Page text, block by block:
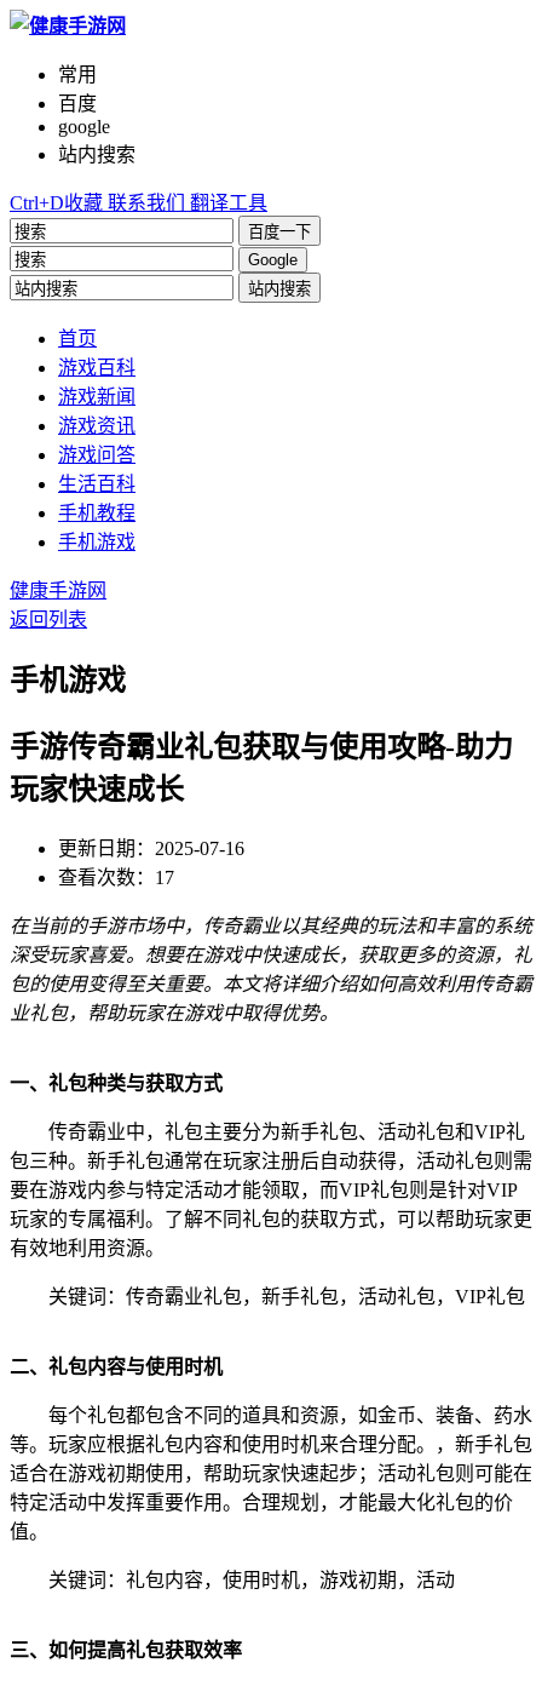
常用
百度
google
站内搜索
Ctrl+D收藏 联系我们 翻译工具
百度一下
Google
站内搜索
首页
游戏百科
游戏新闻
游戏资讯
游戏问答
生活百科
手机教程
手机游戏
健康手游网
返回列表
手机游戏
手游传奇霸业礼包获取与使用攻略-助力
玩家快速成长
更新日期：2025-07-16
查看次数：17
在当前的手游市场中，传奇霸业以其经典的玩法和丰富的系统
深受玩家喜爱。想要在游戏中快速成长，获取更多的资源，礼
包的使用变得至关重要。本文将详细介绍如何高效利用传奇霸
业礼包，帮助玩家在游戏中取得优势。
一、礼包种类与获取方式
传奇霸业中，礼包主要分为新手礼包、活动礼包和VIP礼
包三种。新手礼包通常在玩家注册后自动获得，活动礼包则需
要在游戏内参与特定活动才能领取，而VIP礼包则是针对VIP
玩家的专属福利。了解不同礼包的获取方式，可以帮助玩家更
有效地利用资源。
关键词：传奇霸业礼包，新手礼包，活动礼包，VIP礼包
二、礼包内容与使用时机
每个礼包都包含不同的道具和资源，如金币、装备、药水
等。玩家应根据礼包内容和使用时机来合理分配。，新手礼包
适合在游戏初期使用，帮助玩家快速起步；活动礼包则可能在
特定活动中发挥重要作用。合理规划，才能最大化礼包的价
值。
关键词：礼包内容，使用时机，游戏初期，活动
三、如何提高礼包获取效率